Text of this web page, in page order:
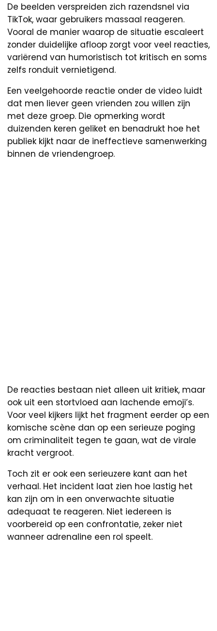
De beelden verspreiden zich razendsnel via
TikTok, waar gebruikers massaal reageren.
Vooral de manier waarop de situatie escaleert
zonder duidelijke afloop zorgt voor veel reacties,
variërend van humoristisch tot kritisch en soms
zelfs ronduit vernietigend.
Een veelgehoorde reactie onder de video luidt
dat men liever geen vrienden zou willen zijn
met deze groep. Die opmerking wordt
duizenden keren geliket en benadrukt hoe het
publiek kijkt naar de ineffectieve samenwerking
binnen de vriendengroep.
De reacties bestaan niet alleen uit kritiek, maar
ook uit een stortvloed aan lachende emoji’s.
Voor veel kijkers lijkt het fragment eerder op een
komische scène dan op een serieuze poging
om criminaliteit tegen te gaan, wat de virale
kracht vergroot.
Toch zit er ook een serieuzere kant aan het
verhaal. Het incident laat zien hoe lastig het
kan zijn om in een onverwachte situatie
adequaat te reageren. Niet iedereen is
voorbereid op een confrontatie, zeker niet
wanneer adrenaline een rol speelt.